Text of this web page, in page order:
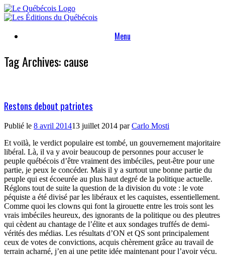
Skip
to
Menu
Tag Archives:cause
Restons debout patriotes
Publié le 8 avril 201413 juillet 2014 parCarlo Mosti
Et voilà, le verdict populaire est tombé, un gouvernement majoritaire
libéral. Là, il va y avoir beaucoup de personnes pour accuser le
peuple québécois d’être vraiment des imbéciles, peut-être pour une
partie, je peux le concéder. Mais il y a surtout une bonne partie du
peuple qui est écoeurée au plus haut degré de la politique actuelle.
Réglons tout de suite la question de la division du vote : le vote
péquiste a été divisé par les libéraux et les caquistes, essentiellement.
Comme quoi les clowns qui font la girouette entre les trois sont les
vrais imbéciles heureux, des ignorants de la politique ou des pleutres
qui cèdent au chantage de l’élite et aux sondages truffés de demi-
vérités des médias. Les résultats d’ON et QS sont principalement
ceux de votes de convictions, acquis chèrement grâce au travail de
terrain acharné, j’en ai une petite idée maintenant pour l’avoir vécu.